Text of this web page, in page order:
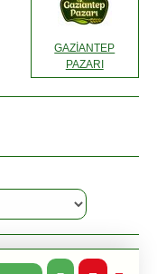
GAZİANTEP
PAZARI